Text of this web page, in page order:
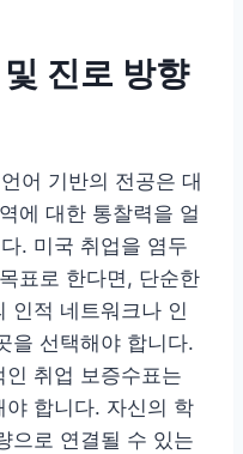
진로 방향
어 기반의 전공은 대
에 대한 통찰력을 얼
. 미국 취업을 염두
표로 한다면, 단순한
인적 네트워크나 인
을 선택해야 합니다.
취업 보증수표는
합니다. 자신의 학
으로 연결될 수 있는